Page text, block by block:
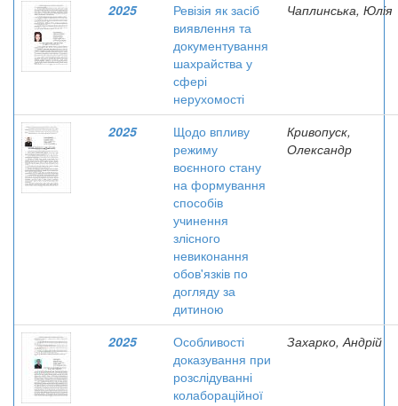
2025
Ревізія як засіб
виявлення та
документування
шахрайства у
сфері
нерухомості
Чаплинська, Юлія
2025
Щодо впливу
режиму
воєнного стану
на формування
способів
учинення
злісного
невиконання
обов'язків по
догляду за
дитиною
Кривопуск,
Олександр
2025
Особливості
доказування при
розслідуванні
колабораційної
Захарко, Андрій